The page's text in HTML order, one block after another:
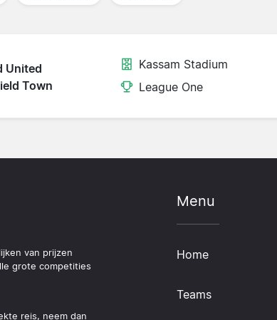
United
Town
Kassam Stadium
League One
van prijzen
grote competities
reis, neem dan
Menu
Home
Teams